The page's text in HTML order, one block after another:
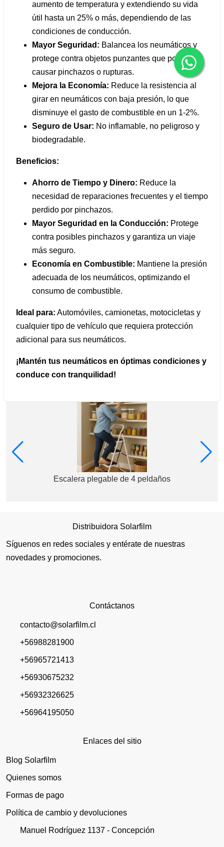
aumento de temperatura y extendiendo su vida
útil hasta un 25% o más, dependiendo de las
condiciones de conducción.
Mayor Seguridad: Balancea los neumáticos y
protege contra objetos punzantes que podrían
causar pinchazos o rupturas.
Mejora la Economía: Reduce la resistencia al
girar en neumáticos con baja presión, lo que
disminuye el gasto de combustible en un 1-2%.
Seguro de Usar: No inflamable, no peligroso y
biodegradable.
Beneficios:
Ahorro de Tiempo y Dinero: Reduce la
necesidad de reparaciones frecuentes y el tiempo
perdido por pinchazos.
Mayor Seguridad en la Conducción: Protege
contra posibles pinchazos y garantiza un viaje
más seguro.
Economía en Combustible: Mantiene la presión
adecuada de los neumáticos, optimizando el
consumo de combustible.
Ideal para: Automóviles, camionetas, motocicletas y
cualquier tipo de vehículo que requiera protección
adicional para sus neumáticos.
¡Mantén tus neumáticos en óptimas condiciones y
conduce con tranquilidad!
Escalera plegable de 4 peldaños
Distribuidora Solarfilm
Síguenos en redes sociales y entérate de nuestras
novedades y promociones.
Contáctanos
contacto@solarfilm.cl
+56988281900
+56965721413
+56930675232
+56932326625
+56964195050
Enlaces del sitio
Blog Solarfilm
Quienes somos
Formas de pago
Política de cambio y devoluciones
Manuel Rodríguez 1137 - Concepción